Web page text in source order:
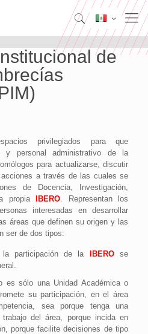
de
privilegiados para que
y personal administrativo de la
para actualizarse, discutir
a través de las cuales se
de Docencia, Investigación,
propia
IBERO. Representan los
interesadas en desarrollar
áreas que definen su origen y las
ser de dos tipos:
la participación de la IBEROse
es sólo una Unidad Académica o
su participación, en el área
sea porque tenga una
del área, porque incida en
porque facilite decisiones de tipo